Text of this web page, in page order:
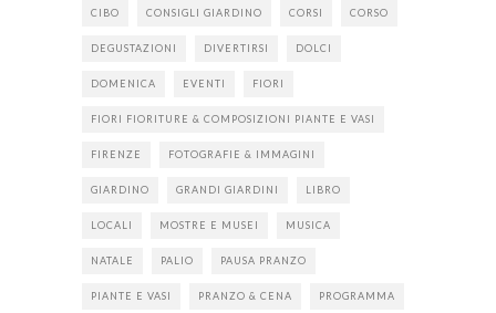
CIBO CONSIGLI GIARDINO CORSI CORSO
DEGUSTAZIONI DIVERTIRSI DOLCI
DOMENICA EVENTI FIORI
FIORI FIORITURE & COMPOSIZIONI PIANTE E VASI
FIRENZE FOTOGRAFIE & IMMAGINI
GIARDINO GRANDI GIARDINI LIBRO
LOCALI MOSTRE E MUSEI MUSICA
NATALE PALIO PAUSA PRANZO
PIANTE E VASI PRANZO & CENA PROGRAMMA